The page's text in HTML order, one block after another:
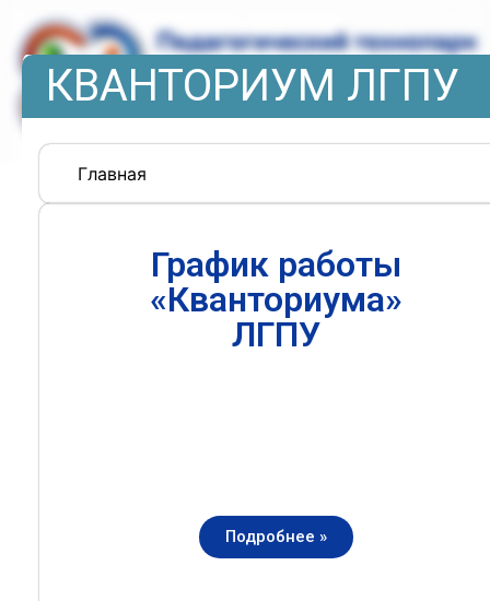
КВАНТОРИУМ ЛГПУ
Главная
График работы
«Кванториума»
ЛГПУ
Подробнее »